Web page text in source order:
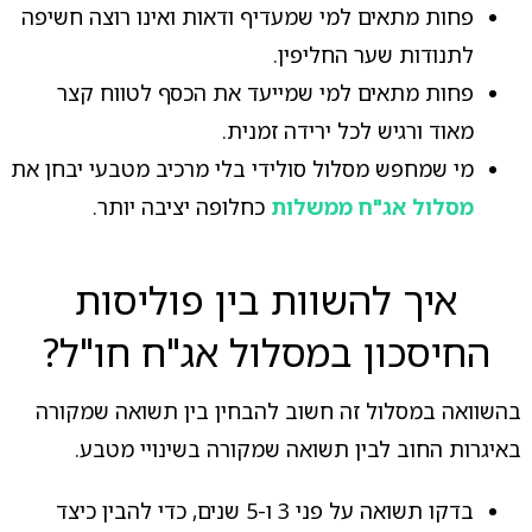
פחות מתאים למי שמעדיף ודאות ואינו רוצה חשיפה
לתנודות שער החליפין.
פחות מתאים למי שמייעד את הכסף לטווח קצר
מאוד ורגיש לכל ירידה זמנית.
מי שמחפש מסלול סולידי בלי מרכיב מטבעי יבחן את
מסלול אג"ח ממשלות כחלופה יציבה יותר.
איך להשוות בין פוליסות
החיסכון במסלול אג"ח חו"ל?
בהשוואה במסלול זה חשוב להבחין בין תשואה שמקורה
באיגרות החוב לבין תשואה שמקורה בשינויי מטבע.
בדקו תשואה על פני 3 ו-5 שנים, כדי להבין כיצד